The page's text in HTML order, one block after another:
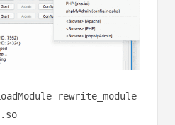
rewrite_module